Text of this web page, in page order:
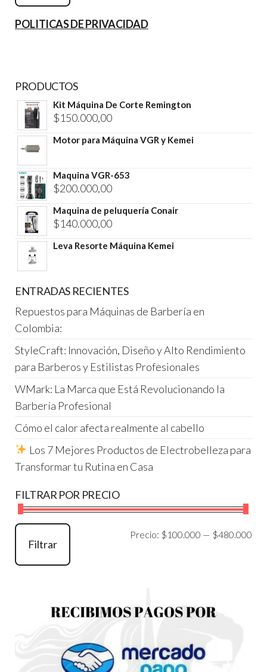
POLITICAS DE PRIVACIDAD
PRODUCTOS
Kit Máquina De Corte Remington
$150.000,00
Motor para Máquina VGR y Kemei
Maquina VGR-653
$200.000,00
Maquina de peluquería Conair
$140.000,00
Leva Resorte Máquina Kemei
ENTRADAS RECIENTES
Repuestos para Máquinas de Barbería en
Colombia:
StyleCraft: Innovación, Diseño y Alto Rendimiento
para Barberos y Estilistas Profesionales
WMark: La Marca que Está Revolucionando la
Barbería Profesional
Cómo el calor afecta realmente al cabello
Los 7 Mejores Productos de Electrobelleza para
Transformar tu Rutina en Casa
FILTRAR POR PRECIO
Filtrar
Precio: $100.000 — $480.000